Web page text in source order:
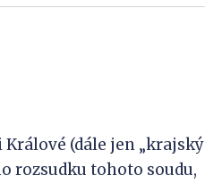
(dále jen „krajský
rozsudku tohoto soudu,